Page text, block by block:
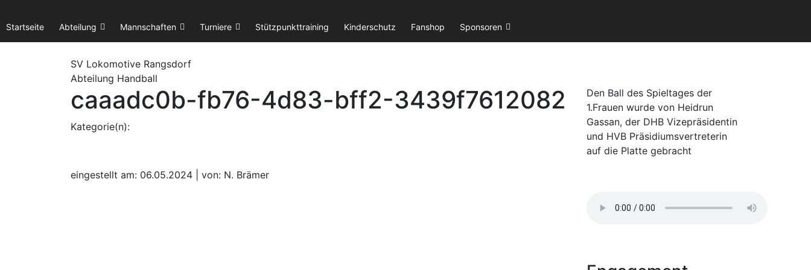
Startseite Abteilung Mannschaften Turniere Stützpunkttraining Kinderschutz Fanshop Sponsoren
SV Lokomotive Rangsdorf
Abteilung Handball
caaadc0b-fb76-4d83-bff2-3439f7612082
Kategorie(n):
eingestellt am: 06.05.2024 | von: N. Brämer
Den Ball des Spieltages der
1.Frauen wurde von Heidrun
Gassan, der DHB Vizepräsidentin
und HVB Präsidiumsvertreterin
auf die Platte gebracht